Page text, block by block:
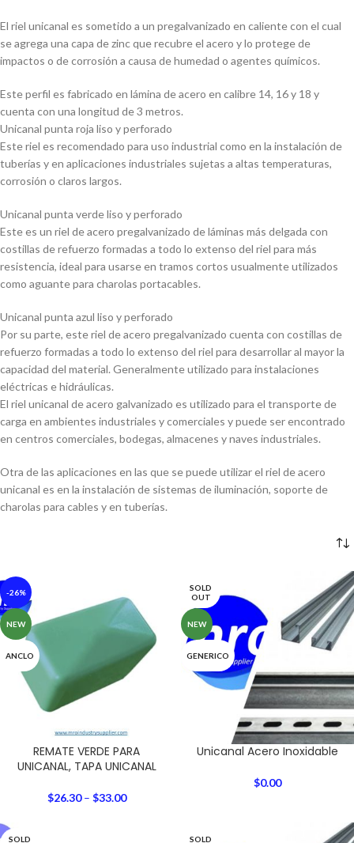
El riel unicanal es sometido a un pregalvanizado en caliente con el cual
se agrega una capa de zinc que recubre el acero y lo protege de
impactos o de corrosión a causa de humedad o agentes químicos.
Este perfil es fabricado en lámina de acero en calibre 14, 16 y 18 y
cuenta con una longitud de 3 metros.
Unicanal punta roja liso y perforado
Este riel es recomendado para uso industrial como en la instalación de
tuberías y en aplicaciones industriales sujetas a altas temperaturas,
corrosión o claros largos.
Unicanal punta verde liso y perforado
Este es un riel de acero pregalvanizado de láminas más delgada con
costillas de refuerzo formadas a todo lo extenso del riel para más
resistencia, ideal para usarse en tramos cortos usualmente utilizados
como aguante para charolas portacables.
Unicanal punta azul liso y perforado
Por su parte, este riel de acero pregalvanizado cuenta con costillas de
refuerzo formadas a todo lo extenso del riel para desarrollar al mayor la
capacidad del material. Generalmente utilizado para instalaciones
eléctricas e hidráulicas.
El riel unicanal de acero galvanizado es utilizado para el transporte de
carga en ambientes industriales y comerciales y puede ser encontrado
en centros comerciales, bodegas, almacenes y naves industriales.
Otra de las aplicaciones en las que se puede utilizar el riel de acero
unicanal es en la instalación de sistemas de iluminación, soporte de
charolas para cables y en tuberías.
-26%
NEW
ANCLO
REMATE VERDE PARA
UNICANAL, TAPA UNICANAL
$26.30 – $33.00
SOLD
OUT
NEW
GENERICO
Unicanal Acero Inoxidable
$0.00
SOLD SOLD